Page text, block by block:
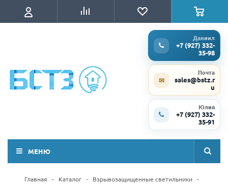
Даниил
+7 (927) 332-
35-98
✉
Почта
sales@bstz.r
u
Юлия
+7 (927) 332-
35-91
МЕНЮ
Главная - Каталог - Взрывозащищенные светильники -